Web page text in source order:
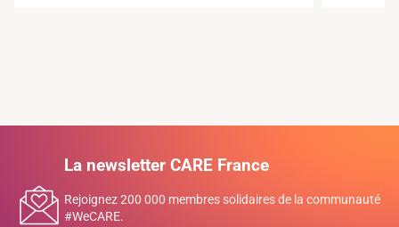
La newsletter CARE France
Rejoignez 200 000 membres solidaires de la communauté
#WeCARE.